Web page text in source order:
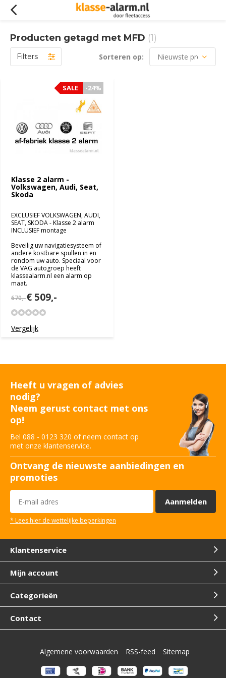
Producten getagd met MFD (1)
Filters Sorteren op:
Klasse 2 alarm -
Volkswagen, Audi, Seat,
Skoda
EXCLUSIEF VOLKSWAGEN, AUDI,
SEAT, SKODA - Klasse 2 alarm
INCLUSIEF montage
Beveilig uw navigatiesysteem of
andere kostbare spullen in en
rondom uw auto. Speciaal voor
de VAG autogroep heeft
klassealarm.nl een alarm op
maat.
670,-€ 509,-
-24%
SALE
Vergelijk
-24%
SALE
Heeft u vragen of advies
nodig?
Neem gerust contact met ons
op!
Bel 088 - 0123 320 of neem contact op
met onze klantenservice.
Ontvang de nieuwste aanbiedingen en
promoties
Aanmelden
* Lees hier de wettelijke beperkingen
Klantenservice
Mijn account
Categorieën
Contact
Algemene voorwaarden RSS-feed Sitemap